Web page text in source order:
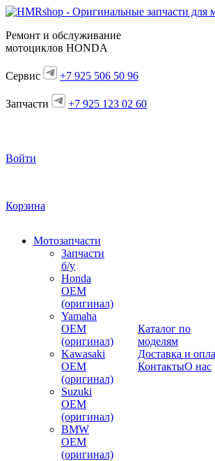
Ремонт и обслуживание
мотоциклов HONDA
Сервис +7 925 506 50 96
Запчасти +7 925 123 02 60
Войти
Корзина
Мотозапчасти
Запчасти
б/у
Honda
OEM
(оригинал)
Yamaha
OEM
(оригинал)
Kawasaki
OEM
(оригинал)
Suzuki
OEM
(оригинал)
BMW
OEM
(оригинал)
Каталог по
моделям
Доставка и
КонтактыО нас